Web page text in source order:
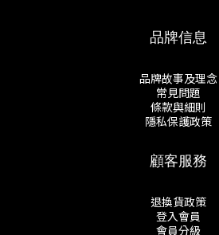
品牌信息
品牌故事及理念
常見問題
條款與細則
隱私保護政策
顧客服務
退換貨政策
登入會員
會員分級